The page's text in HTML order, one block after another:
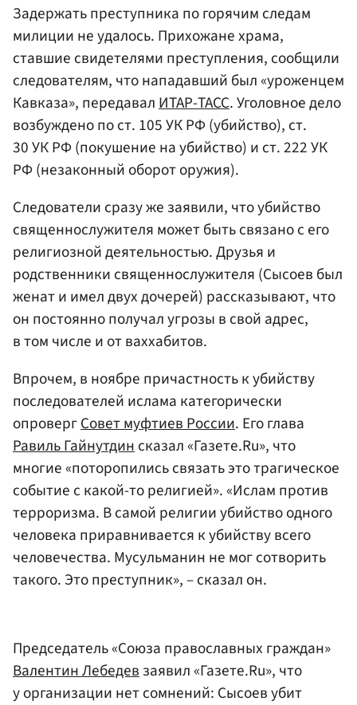
Задержать преступника по горячим следам
милиции не удалось. Прихожане храма,
ставшие свидетелями преступления, сообщили
следователям, что нападавший был «уроженцем
Кавказа», передавалИТАР-ТАСС. Уголовное дело
возбуждено по ст. 105 УК РФ (убийство), ст.
30 УК РФ (покушение на убийство) и ст. 222 УК
РФ (незаконный оборот оружия).
Следователи сразу же заявили, что убийство
священнослужителя может быть связано с его
религиозной деятельностью. Друзья и
родственники священнослужителя (Сысоев был
женат и имел двух дочерей) рассказывают, что
он постоянно получал угрозы в свой адрес,
в том числе и от ваххабитов.
Впрочем, в ноябре причастность к убийству
последователей ислама категорически
опровергСовет муфтиев России. Его глава
Равиль Гайнутдинсказал «Газете.Ru», что
многие «поторопились связать это трагическое
событие с какой-то религией». «Ислам против
терроризма. В самой религии убийство одного
человека приравнивается к убийству всего
человечества. Мусульманин не мог сотворить
такого. Это преступник», – сказал он.
Председатель «Союза православных граждан»
Валентин Лебедевзаявил «Газете.Ru», что
у организации нет сомнений: Сысоев убит